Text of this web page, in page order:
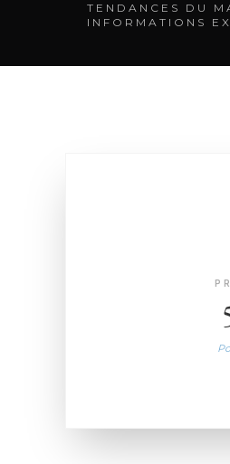
TENDANCES DU
INFORMATIONS